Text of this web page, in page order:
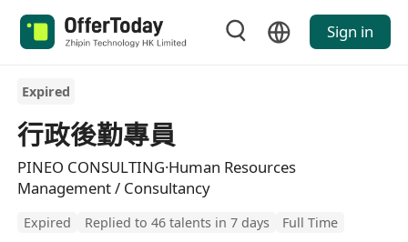
Sign in
Expired
行政後勤專員
PINEO CONSULTING·Human Resources
Management / Consultancy
Expired Replied to 46 talents in 7 days Full Time